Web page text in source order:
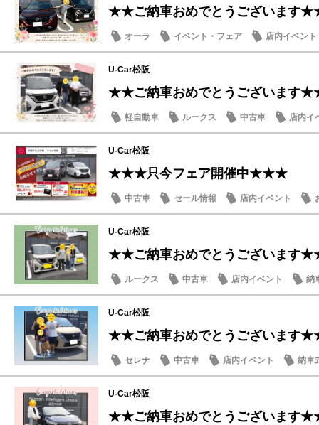
★★ご納車おめでとうございます
オーラ イベント・フェア 店内イベント
U-Car松阪
★★ご納車おめでとうございます
軽自動車 ルークス 中古車 店内イ
U-Car松阪
★★★只今フェア開催中★★★
中古車 セール情報 店内イベント
U-Car松阪
★★ご納車おめでとうございます
ルークス 中古車 店内イベント 納
U-Car松阪
★★ご納車おめでとうございます
セレナ 中古車 店内イベント 納車
U-Car松阪
★★ご納車おめでとうございます